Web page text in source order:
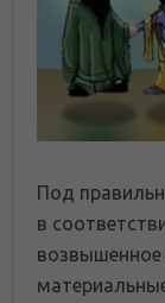
Под
в